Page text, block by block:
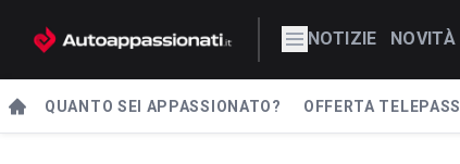
NOTIZIE NOVITÀ
QUANTO SEI APPASSIONATO? OFFERTA TELEPASS